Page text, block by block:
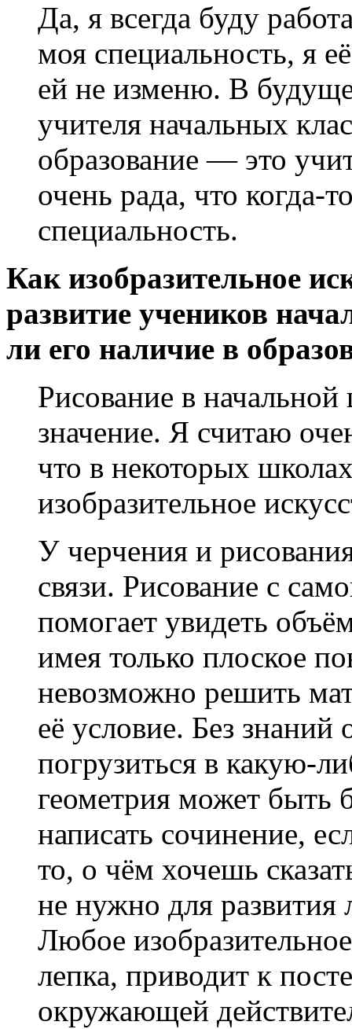
Да, я всегда буду
моя специальность, я
ей не изменю. В
учителя начальных
образование — это
очень рада, что когда-
специальность.
Как изобразительное
развитие учеников
ли его наличие в
Рисование в
значение. Я считаю
что в некоторых
изобразительное
У черчения и
связи. Рисование с
помогает увидеть
имея только плоское
невозможно решить
её условие. Без знаний
погрузиться в какую-
геометрия может быть
написать сочинение,
то, о чём хочешь
не нужно для развития
Любое
лепка, приводит к
окружающей